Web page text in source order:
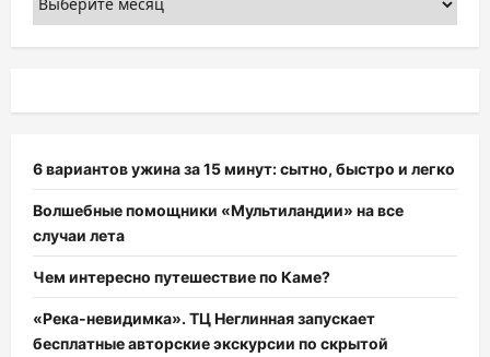
6 вариантов ужина за 15 минут: сытно, быстро и легко
Волшебные помощники «Мультиландии» на все
случаи лета
Чем интересно путешествие по Каме?
«Река-невидимка». ТЦ Неглинная запускает
бесплатные авторские экскурсии по скрытой